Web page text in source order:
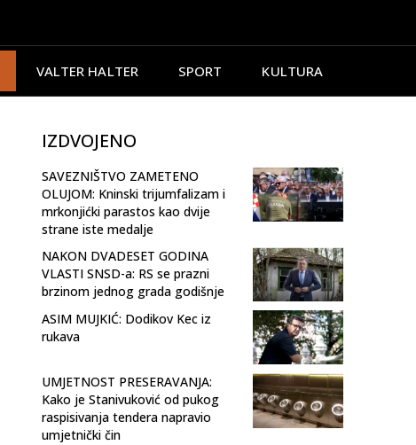
VALTER HALTER SPORT KULTURA
IZDVOJENO
SAVEZNIŠTVO ZAMETENO
OLUJOM: Kninski trijumfalizam i
mrkonjićki parastos kao dvije
strane iste medalje
NAKON DVADESET GODINA
VLASTI SNSD-a: RS se prazni
brzinom jednog grada godišnje
ASIM MUJKIĆ: Dodikov Kec iz
rukava
UMJETNOST PRESERAVANJA:
Kako je Stanivuković od pukog
raspisivanja tendera napravio
umjetnički čin